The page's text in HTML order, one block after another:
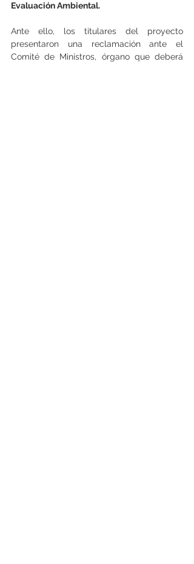
Evaluación Ambiental.
Ante ello, los titulares del proyecto
presentaron una reclamación ante el
Comité de Ministros, órgano que deberá